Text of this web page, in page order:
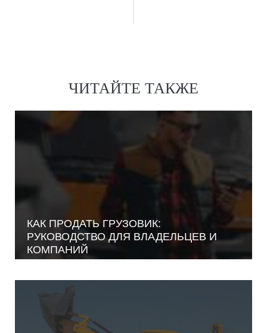
ЧИТАЙТЕ ТАКЖЕ
КАК ПРОДАТЬ ГРУЗОВИК:
РУКОВОДСТВО ДЛЯ ВЛАДЕЛЬЦЕВ И
КОМПАНИЙ